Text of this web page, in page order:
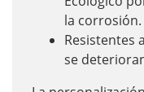
la corrosión.
Resistentes
se